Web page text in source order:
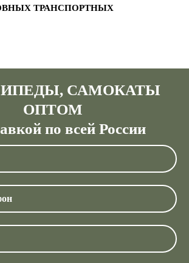
ТРАНСПОРТНЫХ
САМОКАТЫ
ОПТОМ
по всей России